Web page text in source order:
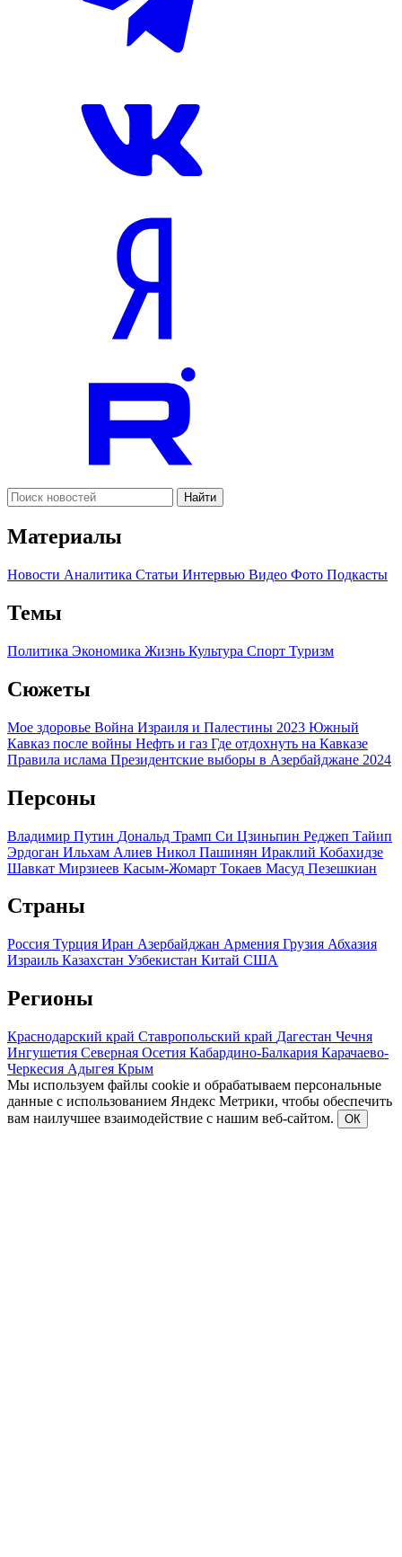
Найти
Материалы
Новости Аналитика Статьи Интервью Видео Фото Подкасты
Темы
Политика Экономика Жизнь Культура Спорт Туризм
Сюжеты
Мое здоровье Война Израиля и Палестины 2023 Южный
Кавказ после войны Нефть и газ Где отдохнуть на Кавказе
Правила ислама Президентские выборы в Азербайджане 2024
Персоны
Владимир Путин Дональд Трамп Си Цзиньпин Реджеп Тайип
Эрдоган Ильхам Алиев Никол Пашинян Ираклий Кобахидзе
Шавкат Мирзиеев Касым-Жомарт Токаев Масуд Пезешкиан
Страны
Россия Турция Иран Азербайджан Армения Грузия Абхазия
Израиль Казахстан Узбекистан Китай США
Регионы
Краснодарский край Ставропольский край Дагестан Чечня
Ингушетия Северная Осетия Кабардино-Балкария Карачаево-
Черкесия Адыгея Крым
Мы используем файлы cookie и обрабатываем персональные
данные с использованием Яндекс Метрики, чтобы обеспечить
вам наилучшее взаимодействие с нашим веб-сайтом.
ОК